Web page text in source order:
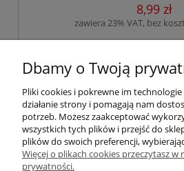
8,99 zł
zawiera 23% VAT, bez
« 1 2 3 4 5
Pomoc
Dbamy o Twoją
Pliki cookies i pokrewne im
działanie strony i pomagają nam
potrzeb. Możesz zaakceptować
wszystkich tych plików i przejść do
plików do swoich preferencji,
Więcej o plikach cookies przeczytasz w
prywatności.